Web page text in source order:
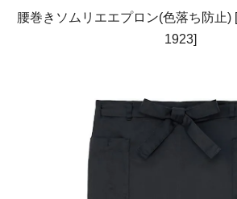
腰巻きソムリエエプロン(色落ち防止)
1923]